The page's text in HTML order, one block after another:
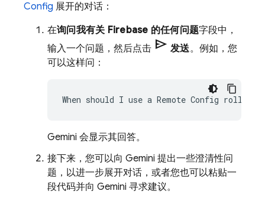
Config 展开的对话：
在询问我有关 Firebase 的任何问题字段中，
输入一个问题，然后点击 send 发送。例如，您
可以这样问：
Gemini 会显示其回答。
接下来，您可以向 Gemini 提出一些澄清性问
题，以进一步展开对话，或者您也可以粘贴一
段代码并向 Gemini 寻求建议。